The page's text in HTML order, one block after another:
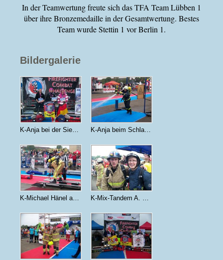
In der Teamwertung freute sich das TFA Team Lübben 1
über ihre Bronzemedaille in der Gesamtwertung. Bestes
Team wurde Stettin 1 vor Berlin 1.
Bildergalerie